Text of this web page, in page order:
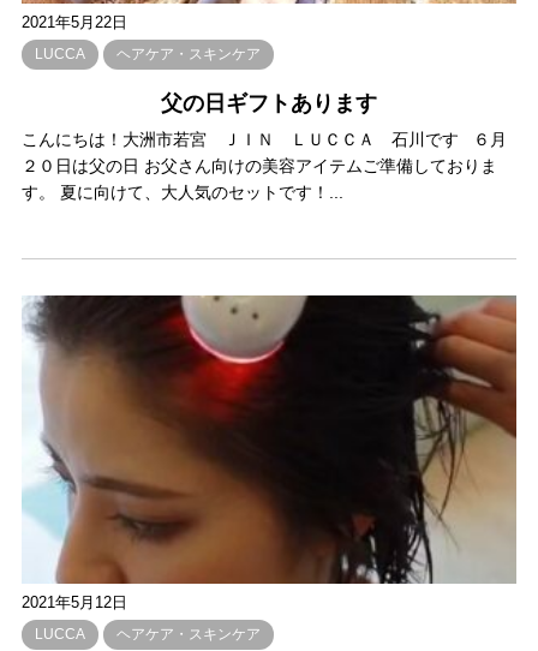
2021年5月22日
LUCCA ヘアケア・スキンケア
父の日ギフトあります
こんにちは！大洲市若宮 ＪＩＮ ＬＵＣＣＡ 石川です ６月
２０日は父の日 お父さん向けの美容アイテムご準備しておりま
す。 夏に向けて、大人気のセットです！...
2021年5月12日
LUCCA ヘアケア・スキンケア